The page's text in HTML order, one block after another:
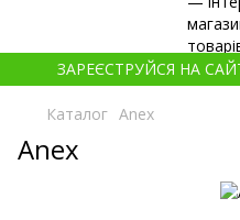
ЗАРЕЄСТРУЙСЯ НА
Каталог Anex
Anex